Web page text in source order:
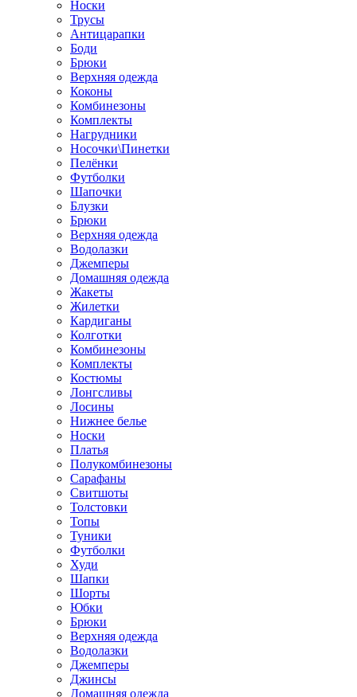
Носки
Трусы
Антицарапки
Боди
Брюки
Верхняя одежда
Коконы
Комбинезоны
Комплекты
Нагрудники
Носочки\Пинетки
Пелёнки
Футболки
Шапочки
Блузки
Брюки
Верхняя одежда
Водолазки
Джемперы
Домашняя одежда
Жакеты
Жилетки
Кардиганы
Колготки
Комбинезоны
Комплекты
Костюмы
Лонгсливы
Лосины
Нижнее белье
Носки
Платья
Полукомбинезоны
Сарафаны
Свитшоты
Толстовки
Топы
Туники
Футболки
Худи
Шапки
Шорты
Юбки
Брюки
Верхняя одежда
Водолазки
Джемперы
Джинсы
Домашняя одежда